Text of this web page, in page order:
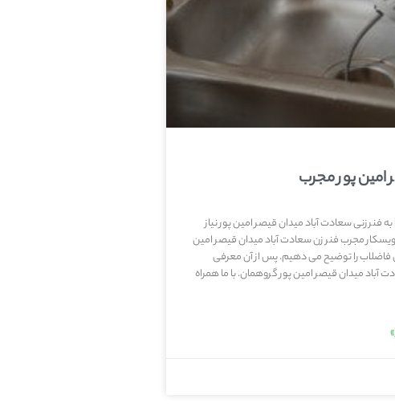
امین پور مجرب
فنر زنی سعادت آباد میدان قیصر امین پور نیاز
مجرب فنر زن سعادت آباد میدان قیصر امین
فاضلاب را توضیح می دهیم. پس از آن معرفی
میدان قیصر امین پور گروهمان. با ما همراه